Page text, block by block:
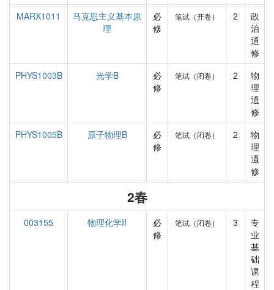
MARX1011
马克思主义基本原
理
必
修
笔试（开卷） 2
政
治
通
修
PHYS1003B
光学B
必
修
笔试（闭卷） 2
物
理
通
修
PHYS1005B
原子物理B
必
修
笔试（闭卷） 2
物
理
通
修
2春
003155 物理化学II
必
修
笔试（闭卷） 3
专
业
基
础
课
程